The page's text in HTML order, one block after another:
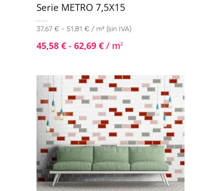
Serie METRO 7,5X15
37,67 € - 51,81 € / m² (sin IVA)
45,58 € - 62,69 € / m2